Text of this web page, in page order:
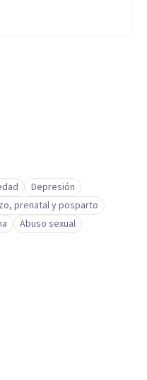
Depresión
prenatal y posparto
Abuso sexual